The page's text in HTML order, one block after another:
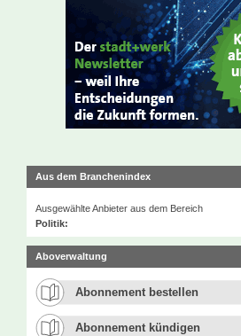
Aus dem Branchenindex
Ausgewählte Anbieter aus dem Bereich
Politik:
Aboverwaltung
Abonnement bestellen
Abonnement kündigen